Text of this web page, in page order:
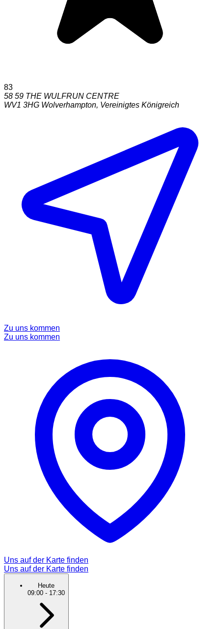
83
58 59 THE WULFRUN CENTRE
WV1 3HG Wolverhampton, Vereinigtes Königreich
Zu uns kommen
Zu uns kommen
Uns auf der Karte finden
Uns auf der Karte finden
Heute
09:00 - 17:30